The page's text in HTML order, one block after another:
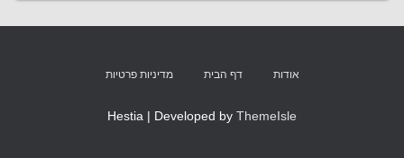
אודות דף הבית מדיניות פרטיות
Hestia | Developed by ThemeIsle